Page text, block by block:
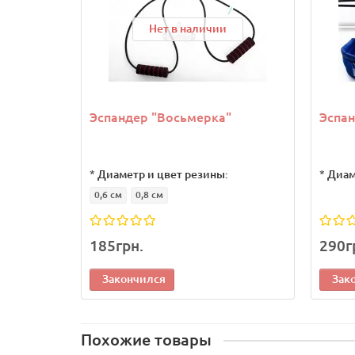
Нет в наличии
Эспандер "Восьмерка"
* Диаметр и цвет резины:
0,6 см 0,8 см
185грн.
Закончился
*
Похожие товары